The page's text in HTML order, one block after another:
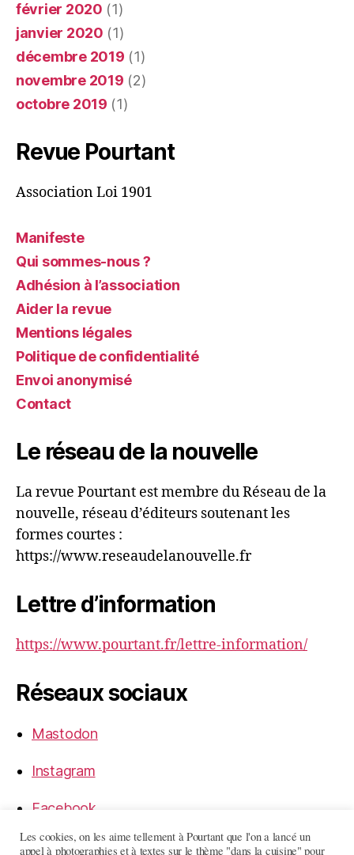
février 2020 (1)
janvier 2020 (1)
décembre 2019 (1)
novembre 2019 (2)
octobre 2019 (1)
Revue Pourtant
Association Loi 1901
Manifeste
Qui sommes-nous ?
Adhésion à l’association
Aider la revue
Mentions légales
Politique de confidentialité
Envoi anonymisé
Contact
Le réseau de la nouvelle
La revue Pourtant est membre du Réseau de la
nouvelle, réseau d’éditeurs soutenant les
formes courtes :
https://www.reseaudelanouvelle.fr
Lettre d’information
https://www.pourtant.fr/lettre-information/
Réseaux sociaux
Mastodon
Instagram
Facebook
LinkedIn
Les cookies, on les aime tellement à Pourtant que l'on a lancé un
appel à photographies et à textes sur le thème "dans la cuisine" pour